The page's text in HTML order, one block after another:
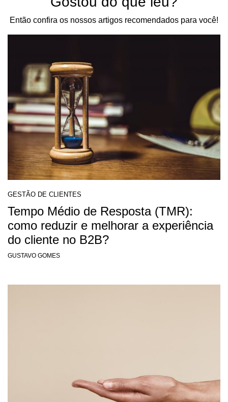
Então confira os nossos artigos recomendados para você!
GESTÃO DE CLIENTES
Tempo Médio de Resposta (TMR):
como reduzir e melhorar a experiência
do cliente no B2B?
GUSTAVO GOMES